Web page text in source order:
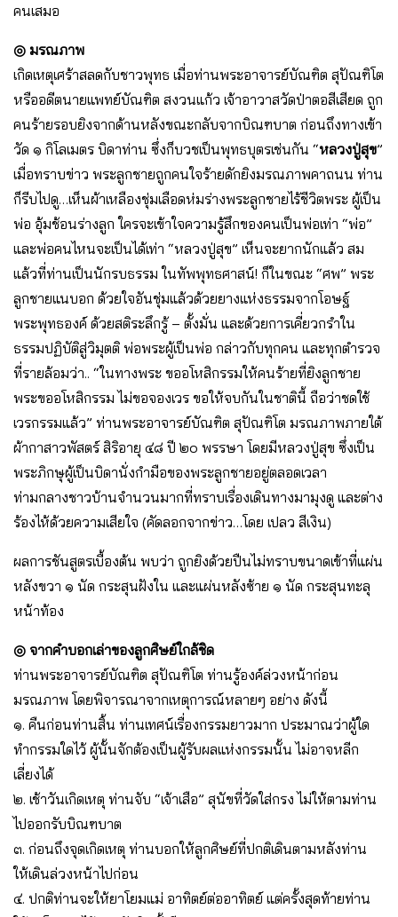
คนเสมอ
◎ มรณภาพ
เกิดเหตุเศร้าสลดกับชาวพุทธ เมื่อท่านพระอาจารย์บัณฑิต สุปัณฑิโต
หรืออดีตนายแพทย์บัณฑิต สงวนแก้ว เจ้าอาวาสวัดป่าตอสีเสียด ถูก
คนร้ายรอบยิงจากด้านหลังขณะกลับจากบิณฑบาต ก่อนถึงทางเข้า
วัด ๑ กิโลเมตร บิดาท่าน ซึ่งก็บวชเป็นพุทธบุตรเช่นกัน “หลวงปู่สุข”
เมื่อทราบข่าว พระลูกชายถูกคนใจร้ายดักยิงมรณภาพคาถนน ท่าน
ก็รีบไปดู…เห็นผ้าเหลืองชุ่มเลือดห่มร่างพระลูกชายไร้ชีวิตพระ ผู้เป็น
พ่อ อุ้มช้อนร่างลูก ใครจะเข้าใจความรู้สึกของคนเป็นพ่อเท่า “พ่อ”
และพ่อคนไหนจะเป็นได้เท่า “หลวงปู่สุข” เห็นจะยากนักแล้ว สม
แล้วที่ท่านเป็นนักรบธรรม ในทัพพุทธศาสน์! ก็ในขณะ “ศพ” พระ
ลูกชายแนบอก ด้วยใจอันชุ่มแล้วด้วยยางแห่งธรรมจากโอษฐ์
พระพุทธองค์ ด้วยสติระลึกรู้ – ตั้งมั่น และด้วยการเคี่ยวกรำใน
ธรรมปฏิบัติสู่วิมุตติ พ่อพระผู้เป็นพ่อ กล่าวกับทุกคน และทุกตำรวจ
ที่รายล้อมว่า.. “ในทางพระ ขออโหสิกรรมให้คนร้ายที่ยิงลูกชาย
พระขออโหสิกรรม ไม่ขอจองเวร ขอให้จบกันในชาตินี้ ถือว่าชดใช้
เวรกรรมแล้ว” ท่านพระอาจารย์บัณฑิต สุปัณฑิโต มรณภาพภายใต้
ผ้ากาสาวพัสตร์ สิริอายุ ๔๘ ปี ๒๐ พรรษา โดยมีหลวงปู่สุข ซึ่งเป็น
พระภิกษุผู้เป็นบิดานั่งกำมือของพระลูกชายอยู่ตลอดเวลา
ท่ามกลางชาวบ้านจำนวนมากที่ทราบเรื่องเดินทางมามุงดู และต่าง
ร้องไห้ด้วยความเสียใจ (คัดลอกจากข่าว…โดย เปลว สีเงิน)
ผลการชันสูตรเบื้องต้น พบว่า ถูกยิงด้วยปืนไม่ทราบขนาดเข้าที่แผ่น
หลังขวา ๑ นัด กระสุนฝังใน และแผ่นหลังซ้าย ๑ นัด กระสุนทะลุ
หน้าท้อง
◎ จากคำบอกเล่าของลูกศิษย์ใกล้ชิด
ท่านพระอาจารย์บัณฑิต สุปัณฑิโต ท่านรู้องค์ล่วงหน้าก่อน
มรณภาพ โดยพิจารณาจากเหตุการณ์หลายๆ อย่าง ดังนี้
๑. คืนก่อนท่านสิ้น ท่านเทศน์เรื่องกรรมยาวมาก ประมาณว่าผู้ใด
ทำกรรมใดไว้ ผู้นั้นจักต้องเป็นผู้รับผลแห่งกรรมนั้น ไม่อาจหลีก
เลี่ยงได้
๒. เช้าวันเกิดเหตุ ท่านจับ “เจ้าเสือ” สุนัขที่วัดใส่กรง ไม่ให้ตามท่าน
ไปออกรับบิณฑบาต
๓. ก่อนถึงจุดเกิดเหตุ ท่านบอกให้ลูกศิษย์ที่ปกติเดินตามหลังท่าน
ให้เดินล่วงหน้าไปก่อน
๔. ปกติท่านจะให้ยาโยมแม่ อาทิตย์ต่ออาทิตย์ แต่ครั้งสุดท้ายท่าน